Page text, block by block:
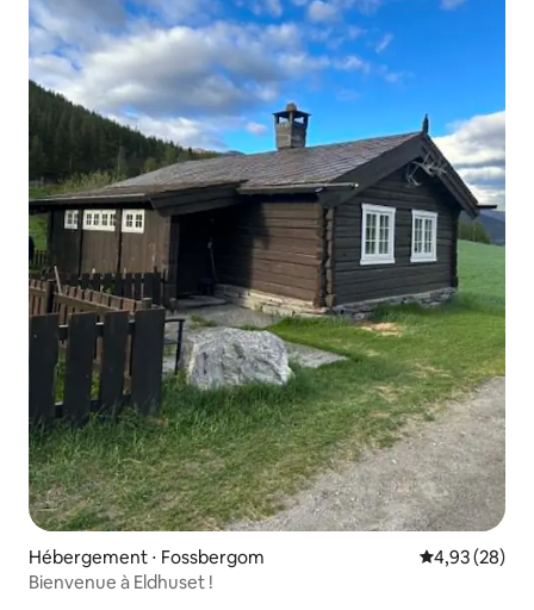
Hébergement ⋅ Fossbergom Évaluation
4,93 (28)
Bienvenue à Eldhuset !